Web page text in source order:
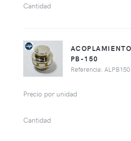
Cantidad
PB-150
Referencia: ALPB150
Precio por unidad
Cantidad